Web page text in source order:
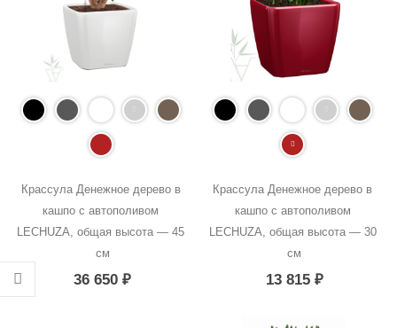
Крассула Денежное дерево в
кашпо с автополивом
LECHUZA, общая высота — 45
см
36 650₽
Крассула Денежное дерево в
кашпо с автополивом
LECHUZA, общая высота — 30
см
13 815 ₽